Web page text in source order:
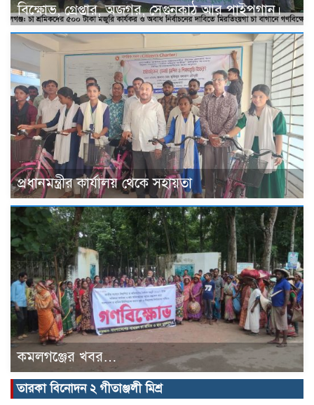
বিক্ষোভ, গ্রেপ্তার, অজগর, সেগুনকাঠ আর পাইপগান।
প্রধানমন্ত্রীর কার্যালয় থেকে সহায়তা
কমলগঞ্জের খবর…
তারকা বিনোদন ২ গীতাঞ্জলী মিশ্র